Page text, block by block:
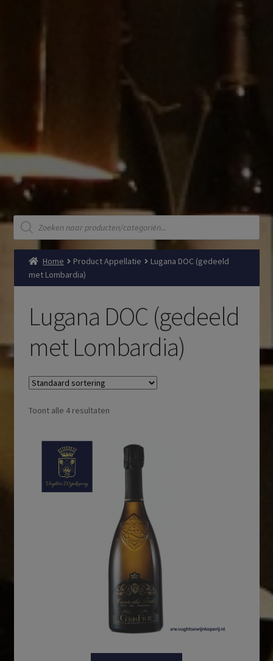
Producten
zoeken
Home Product Appellatie
Lugana DOC (gedeeld
met Lombardia)
Lugana DOC (gedeeld
met Lombardia)
Toont alle 4 resultaten